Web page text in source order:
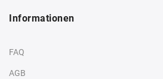
Informationen
FAQ
AGB